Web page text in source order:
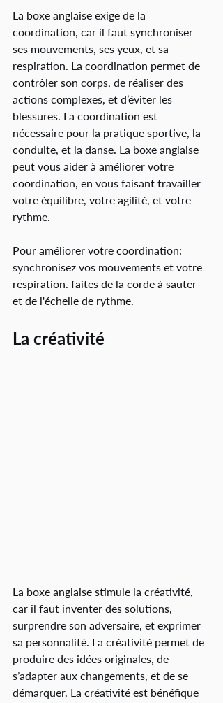
La boxe anglaise exige de la
coordination, car il faut synchroniser
ses mouvements, ses yeux, et sa
respiration. La coordination permet de
contrôler son corps, de réaliser des
actions complexes, et d’éviter les
blessures. La coordination est
nécessaire pour la pratique sportive, la
conduite, et la danse. La boxe anglaise
peut vous aider à améliorer votre
coordination, en vous faisant travailler
votre équilibre, votre agilité, et votre
rythme.
Pour améliorer votre coordination:
synchronisez vos mouvements et votre
respiration. faites de la corde à sauter
et de l'échelle de rythme.
La créativité
La boxe anglaise stimule la créativité,
car il faut inventer des solutions,
surprendre son adversaire, et exprimer
sa personnalité. La créativité permet de
produire des idées originales, de
s’adapter aux changements, et de se
démarquer. La créativité est bénéfique